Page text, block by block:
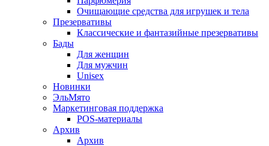
Очищающие средства для игрушек и тела
Презервативы
Классические и фантазийные презервативы
Бады
Для женщин
Для мужчин
Unisex
Новинки
ЭльМято
Маркетинговая поддержка
POS-материалы
Архив
Архив